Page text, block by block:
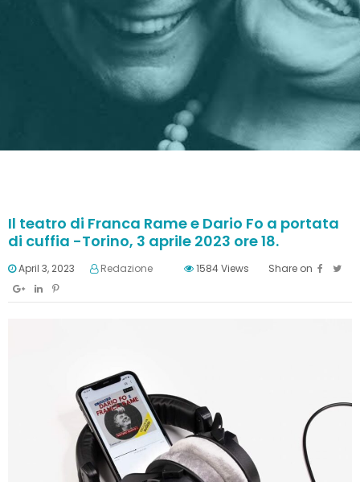
Il teatro di Franca Rame e Dario Fo a portata
di cuffia -Torino, 3 aprile 2023 ore 18.
April 3, 2023 Redazione 1584Views Share on